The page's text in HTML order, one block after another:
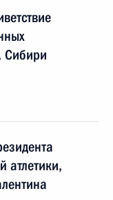
Сибири
атлетики,